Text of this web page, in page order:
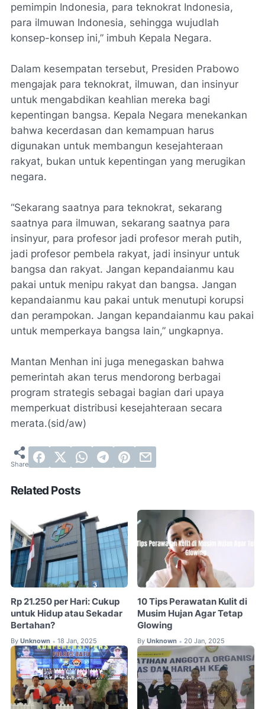
pemimpin Indonesia, para teknokrat Indonesia,
para ilmuwan Indonesia, sehingga wujudlah
konsep-konsep ini,” imbuh Kepala Negara.
Dalam kesempatan tersebut, Presiden Prabowo
mengajak para teknokrat, ilmuwan, dan insinyur
untuk mengabdikan keahlian mereka bagi
kepentingan bangsa. Kepala Negara menekankan
bahwa kecerdasan dan kemampuan harus
digunakan untuk membangun kesejahteraan
rakyat, bukan untuk kepentingan yang merugikan
negara.
“Sekarang saatnya para teknokrat, sekarang
saatnya para ilmuwan, sekarang saatnya para
insinyur, para profesor jadi profesor merah putih,
jadi profesor pembela rakyat, jadi insinyur untuk
bangsa dan rakyat. Jangan kepandaianmu kau
pakai untuk menipu rakyat dan bangsa. Jangan
kepandaianmu kau pakai untuk menutupi korupsi
dan perampokan. Jangan kepandaianmu kau pakai
untuk memperkaya bangsa lain,” ungkapnya.
Mantan Menhan ini juga menegaskan bahwa
pemerintah akan terus mendorong berbagai
program strategis sebagai bagian dari upaya
memperkuat distribusi kesejahteraan secara
merata.(sid/aw)
Related Posts
Rp 21.250 per Hari: Cukup
untuk Hidup atau Sekadar
Bertahan?
By Unknown • 18 Jan, 2025
10 Tips Perawatan Kulit di
Musim Hujan Agar Tetap
Glowing
By Unknown • 20 Jan, 2025